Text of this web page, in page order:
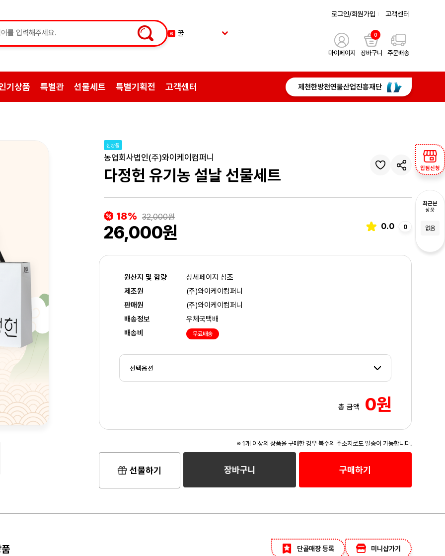
7 한약
약초
황기
꿀
로그인/회원가입 고객센터
마이페이지
0
장바구니 주문배송
기상품 특별관 선물세트 특별기획전 고객센터 제천한방천연물산업진흥재단
입점신청
최근본
상품
없음
신상품
농업회사법인(주)와이케이컴퍼니
다정헌 유기농 설날 선물세트
18% 32,000원
26,000원 0.0 0
원산지 및 함량
상세페이지 참조
제조원
(주)와이케이컴퍼니
판매원
(주)와이케이컴퍼니
배송정보
우체국택배
배송비
무료배송
총 금액 0원
※ 1개 이상의 상품을 구매한 경우 복수의 주소지로도 발송이 가능합니다.
선물하기 장바구니 구매하기
단골매장 등록 미니샵가기